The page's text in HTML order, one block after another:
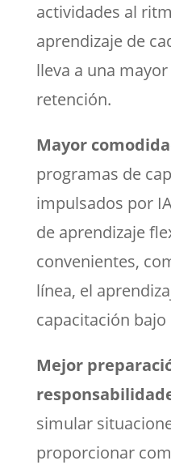
actividades al
aprendizaje de
lleva a una
retención.
Mayor
programas de
impulsados por
de aprendizaje
convenientes,
línea, el
capacitación
Mejor
simular
proporcionar